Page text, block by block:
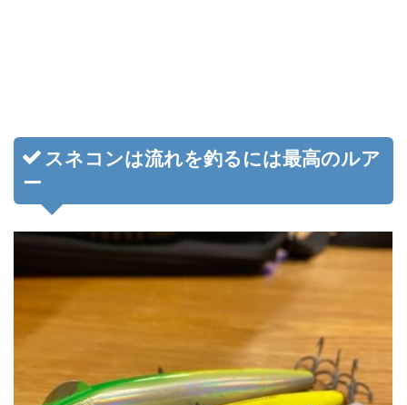
スネコンは流れを釣るには最高のルア
ー